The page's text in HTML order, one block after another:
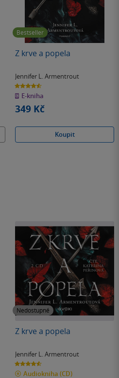
Bestseller
Z krve a popela
Jennifer L. Armentrout
4.6
z
5
hvězdiček
E-kniha
349 Kč
Koupit
Nedostupné
Z krve a popela
Jennifer L. Armentrout
4.6
z
5 Audiokniha (CD)